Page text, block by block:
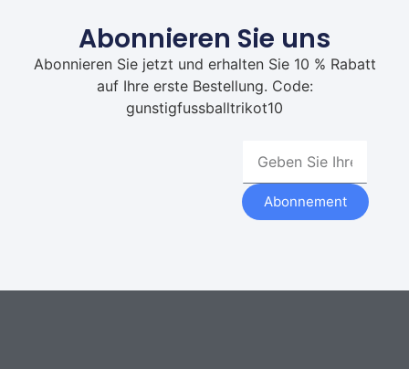
Abonnieren Sie uns
Abonnieren Sie jetzt und erhalten Sie 10 % Rabatt
auf Ihre erste Bestellung. Code:
gunstigfussballtrikot10
Abonnement